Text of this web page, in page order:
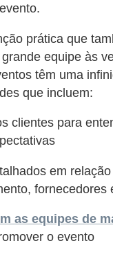
prática que
equipe às
têm uma
que incluem:
clientes para
em
fornecedores
as equipes de
o evento